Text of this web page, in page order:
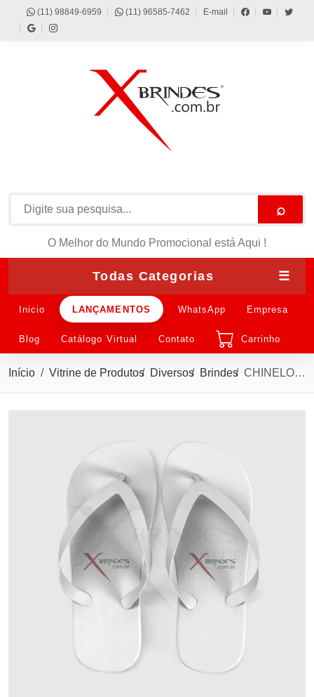
(11) 98849-6959 (11) 96585-7462 E-mail
⌕
O Melhor do Mundo Promocional está Aqui !
Todas Categorias ☰
Inicio LANÇAMENTOS WhatsApp Empresa
Blog Catálogo Virtual Contato Carrinho
Início Vitrine de Produtos Diversos Brindes CHINELO HAVAIANAS